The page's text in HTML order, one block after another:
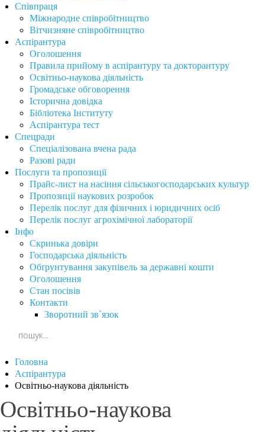
Співпраця
Міжнародне співробітництво
Вітчизняне співробітництво
Аспірантура
Оголошення
Правила прийому в аспірантуру та докторантуру
Освітньо-наукова діяльність
Громадське обговорення
Історична довідка
Бібліотека Інституту
Аспірантура тест
Спецради
Спеціалізована вчена рада
Разові ради
Послуги та пропозиції
Прайс-лист на насіння сільськогосподарських культур
Пропозиції наукових розробок
Перелік послуг для фізичних і юридичних осіб
Перелік послуг агрохімічної лабораторії
Інфо
Скринька довіри
Господарська діяльність
Обґрунтування закупівель за державні кошти
Оголошення
Стан посівів
Контакти
Зворотний зв`язок
Головна
Аспірантура
Освітньо-наукова діяльність
Освітньо-наукова